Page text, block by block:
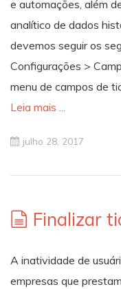
e automações, além
analítico de dados
devemos seguir os
Configurações >
menu de campos de
Leia mais ...
julho 28, 2017
Finalizar
A inatividade de
empresas que